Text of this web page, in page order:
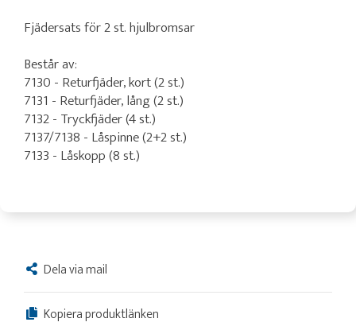
Fjädersats för 2 st. hjulbromsar
Består av:
7130 - Returfjäder, kort (2 st.)
7131 - Returfjäder, lång (2 st.)
7132 - Tryckfjäder (4 st.)
7137/7138 - Låspinne (2+2 st.)
7133 - Låskopp (8 st.)
Dela via mail
Kopiera produktlänken